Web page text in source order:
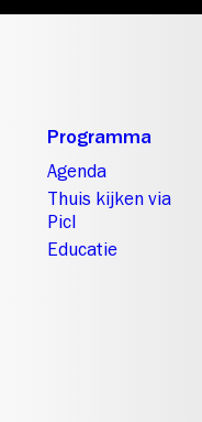
Programma
Agenda
Thuis kijken via
Picl
Educatie